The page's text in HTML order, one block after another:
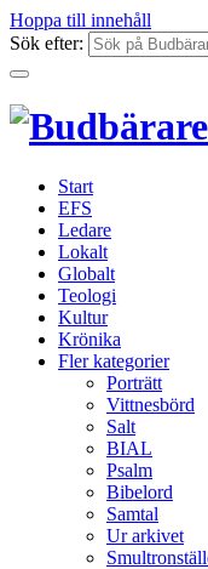
Hoppa till innehåll
Sök efter:
Start
EFS
Ledare
Lokalt
Globalt
Teologi
Kultur
Krönika
Fler kategorier
Porträtt
Vittnesbörd
Salt
BIAL
Psalm
Bibelord
Samtal
Ur arkivet